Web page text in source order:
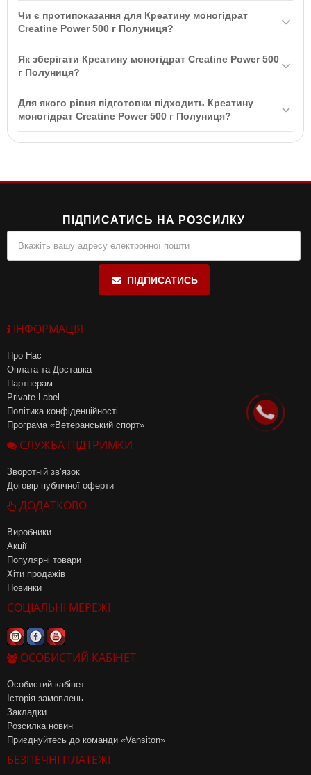
розчинивши у 200-250 мл води або фруктового соку. В перші 5
днів (фаза завантаження) — 4 порції на день, потім у фазі
Чи є протипоказання для Креатину моногідрат
Creatine Power 500 г Полуниця?
компонентів, не перевищувати рекомендовану порцію та не
використовувати як заміну повноцінного раціону. Не
Як зберігати Креатину моногідрат Creatine Power 500
г Полуниця?
температурі від 1°C до 27°C та відносній вологості не більше
55%. Зберігати в недоступному для дітей місці.
Для якого рівня підготовки підходить Креатину
моногідрат Creatine Power 500 г Полуниця?
ПІДПИСАТИСЬ НА РОЗСИЛКУ
ПІДПИСАТИСЬ
ІНФОРМАЦІЯ
Про Нас
Оплата та Доставка
Партнерам
Private Label
Політика конфіденційності
Програма «Ветеранський спорт»
СЛУЖБА ПІДТРИМКИ
Зворотній зв’язок
Договір публічної оферти
ДОДАТКОВО
Виробники
Акції
Популярні товари
Хіти продажів
Новинки
СОЦІАЛЬНІ МЕРЕЖІ
ОСОБИСТИЙ КАБІНЕТ
Особистий кабінет
Історія замовлень
Закладки
Розсилка новин
Приєднуйтесь до команди «Vansiton»
БЕЗПЕЧНІ ПЛАТЕЖІ